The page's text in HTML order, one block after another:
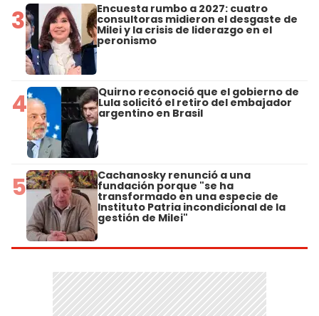
3 Encuesta rumbo a 2027: cuatro
consultoras midieron el desgaste de
Milei y la crisis de liderazgo en el
peronismo
4 Quirno reconoció que el gobierno de
Lula solicitó el retiro del embajador
argentino en Brasil
5 Cachanosky renunció a una
fundación porque "se ha
transformado en una especie de
Instituto Patria incondicional de la
gestión de Milei"